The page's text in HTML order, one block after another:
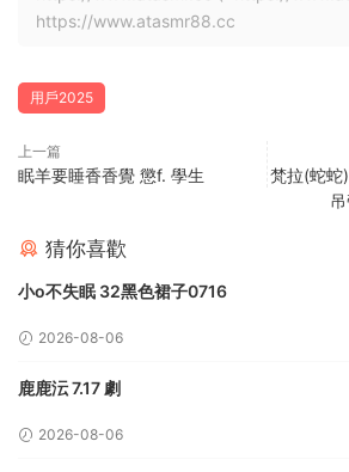
https://www.atasmr88.cc
用戶2025
上一篇
眠羊要睡香香覺 懲f. 學生
梵拉(蛇蛇
猜你喜歡
小o不失眠 32黑色裙子0716
2026-08-06
鹿鹿沄 7.17 劇
2026-08-06